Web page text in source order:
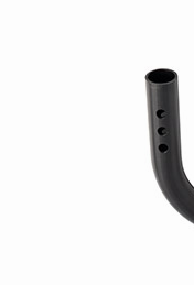
SUISSE
SVIZZERA
SWEDEN